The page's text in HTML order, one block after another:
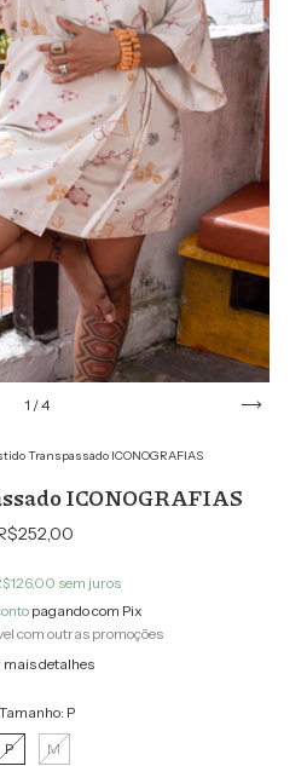
1 /4
Transpassado ICONOGRAFIAS
ICONOGRAFIAS
sem juros
pagando com Pix
com outras promoções
mais detalhes
Tamanho: P
P
M